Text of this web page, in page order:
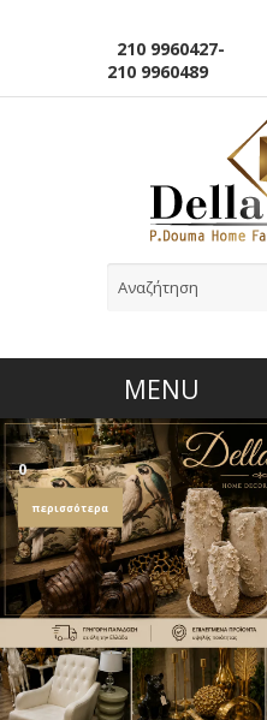
210 9960427-
210 9960489
0
περισσότερα